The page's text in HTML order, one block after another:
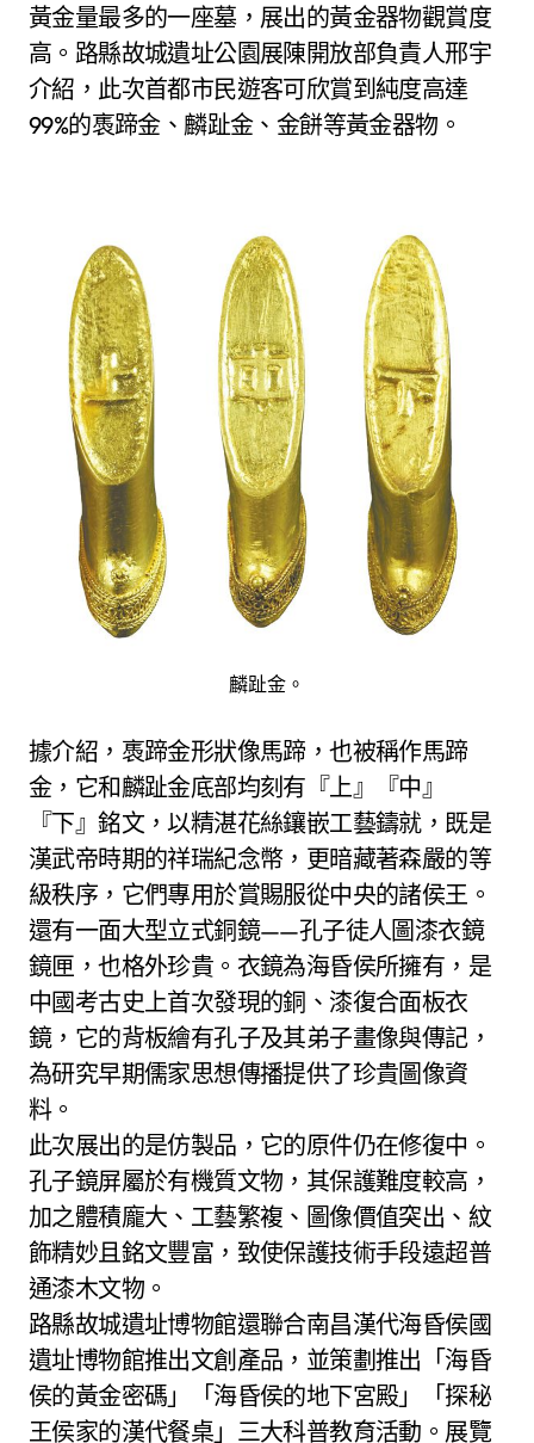
黃金量最多的一座墓，展出的黃金器物觀賞度
高。路縣故城遺址公園展陳開放部負責人邢宇
介紹，此次首都市民遊客可欣賞到純度高達
99%的褭蹄金、麟趾金、金餅等黃金器物。
麟趾金。
據介紹，褭蹄金形狀像馬蹄，也被稱作馬蹄
金，它和麟趾金底部均刻有『上』『中』
『下』銘文，以精湛花絲鑲嵌工藝鑄就，既是
漢武帝時期的祥瑞紀念幣，更暗藏著森嚴的等
級秩序，它們專用於賞賜服從中央的諸侯王。
還有一面大型立式銅鏡——孔子徒人圖漆衣鏡
鏡匣，也格外珍貴。衣鏡為海昏侯所擁有，是
中國考古史上首次發現的銅、漆復合面板衣
鏡，它的背板繪有孔子及其弟子畫像與傳記，
為研究早期儒家思想傳播提供了珍貴圖像資
料。
此次展出的是仿製品，它的原件仍在修復中。
孔子鏡屏屬於有機質文物，其保護難度較高，
加之體積龐大、工藝繁複、圖像價值突出、紋
飾精妙且銘文豐富，致使保護技術手段遠超普
通漆木文物。
路縣故城遺址博物館還聯合南昌漢代海昏侯國
遺址博物館推出文創產品，並策劃推出「海昏
侯的黃金密碼」「海昏侯的地下宮殿」「探秘
王侯家的漢代餐桌」三大科普教育活動。展覽